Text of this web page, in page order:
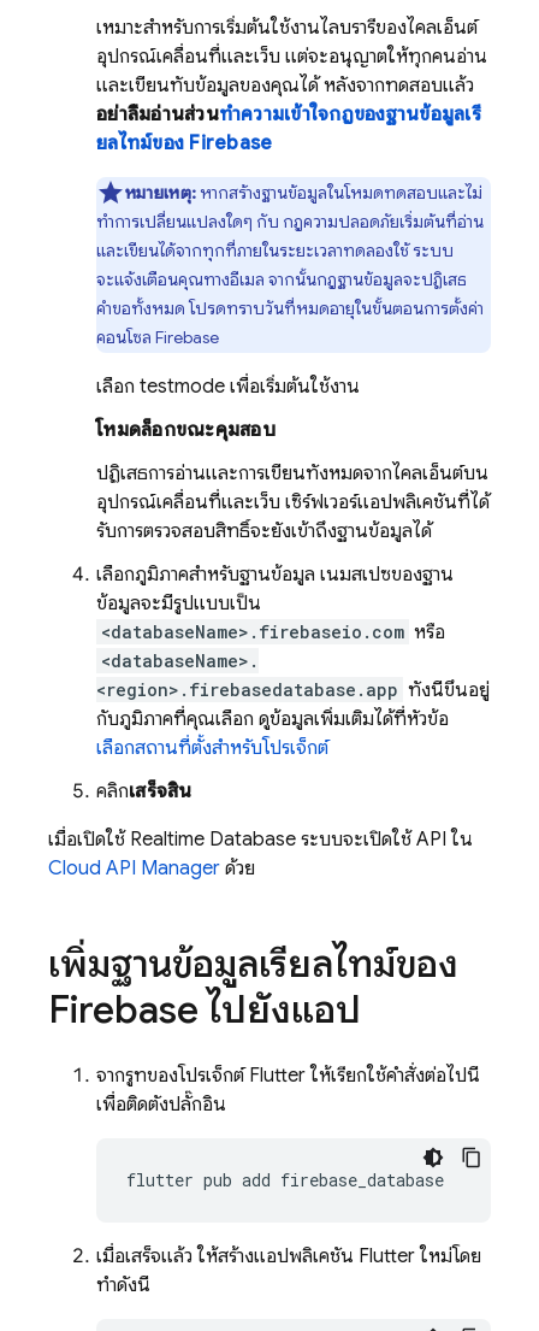
เหมาะสําหรับการเริ่มต้นใช้งานไลบรารีของไคลเอ็นต์
อุปกรณ์เคลื่อนที่และเว็บ แต่จะอนุญาตให้ทุกคนอ่าน
และเขียนทับข้อมูลของคุณได้ หลังจากทดสอบแล้ว
อย่าลืมอ่านส่วนทำความเข้าใจกฎของฐานข้อมูลเรี
ยลไทม์ของ Firebase
หมายเหตุ: หากสร้างฐานข้อมูลในโหมดทดสอบและไม่
ทำการเปลี่ยนแปลงใดๆ กับ กฎความปลอดภัยเริ่มต้นที่อ่าน
และเขียนได้จากทุกที่ภายในระยะเวลาทดลองใช้ ระบบ
จะแจ้งเตือนคุณทางอีเมล จากนั้นกฎฐานข้อมูลจะปฏิเสธ
คำขอทั้งหมด โปรดทราบวันที่หมดอายุในขั้นตอนการตั้งค่า
คอนโซล Firebase
เลือก testmode เพื่อเริ่มต้นใช้งาน
โหมดล็อกขณะคุมสอบ
ปฏิเสธการอ่านและการเขียนทั้งหมดจากไคลเอ็นต์บน
อุปกรณ์เคลื่อนที่และเว็บ เซิร์ฟเวอร์แอปพลิเคชันที่ได้
รับการตรวจสอบสิทธิ์จะยังเข้าถึงฐานข้อมูลได้
เลือกภูมิภาคสำหรับฐานข้อมูล เนมสเปซของฐาน
ข้อมูลจะมีรูปแบบเป็น
<databaseName>.firebaseio.com หรือ
<databaseName>.
<region>.firebasedatabase.app ทั้งนี้ขึ้นอยู่
กับภูมิภาคที่คุณเลือก ดูข้อมูลเพิ่มเติมได้ที่หัวข้อ
เลือกสถานที่ตั้งสำหรับโปรเจ็กต์
คลิกเสร็จสิ้น
เมื่อเปิดใช้ Realtime Database ระบบจะเปิดใช้ API ใน
Cloud API Manager ด้วย
เพิ่มฐานข้อมูลเรียลไทม์ของ
Firebase ไปยังแอป
จากรูทของโปรเจ็กต์ Flutter ให้เรียกใช้คำสั่งต่อไปนี้
เพื่อติดตั้งปลั๊กอิน
flutter pub add
เมื่อเสร็จแล้ว ให้สร้างแอปพลิเคชัน Flutter ใหม่โดย
ทำดังนี้